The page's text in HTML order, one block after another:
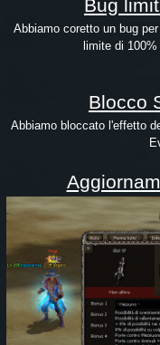
Bug
Abbiamo coretto un bug
limite di 100%
Blocco
Abbiamo bloccato l'effetto